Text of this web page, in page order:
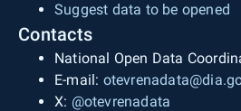
Suggest data to be opened
Contacts
National Open Data
E-mail:
X: @otevrenadata